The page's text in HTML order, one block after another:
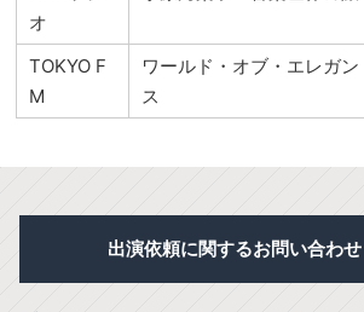
オ
TOKYO F
M
ワールド・オブ・エレガン
ス
出演依頼に関するお問い合わ